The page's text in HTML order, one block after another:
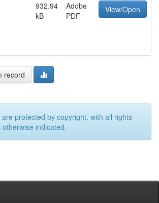
932.94
kB
Adobe
PDF
View/Open
record
protected by copyright, with all rights
indicated.